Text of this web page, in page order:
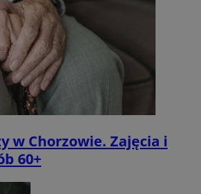
w Chorzowie. Zajęcia i
60+